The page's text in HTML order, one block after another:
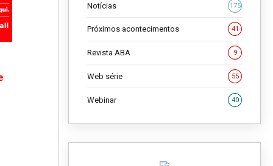
Notícias 175
Próximos acontecimentos 41
Revista ABA 9
Web série 55
Webinar 40